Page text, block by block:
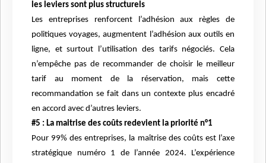
les leviers sont plus structurels
Les entreprises renforcent l’adhésion aux règles de
politiques voyages, augmentent l’adhésion aux outils en
ligne, et surtout l’utilisation des tarifs négociés. Cela
n’empêche pas de recommander de choisir le meilleur
tarif au moment de la réservation, mais cette
recommandation se fait dans un contexte plus encadré
en accord avec d’autres leviers.
#5 : La maitrise des coûts redevient la priorité n°1
Pour 99% des entreprises, la maîtrise des coûts est l’axe
stratégique numéro 1 de l’année 2024. L’expérience